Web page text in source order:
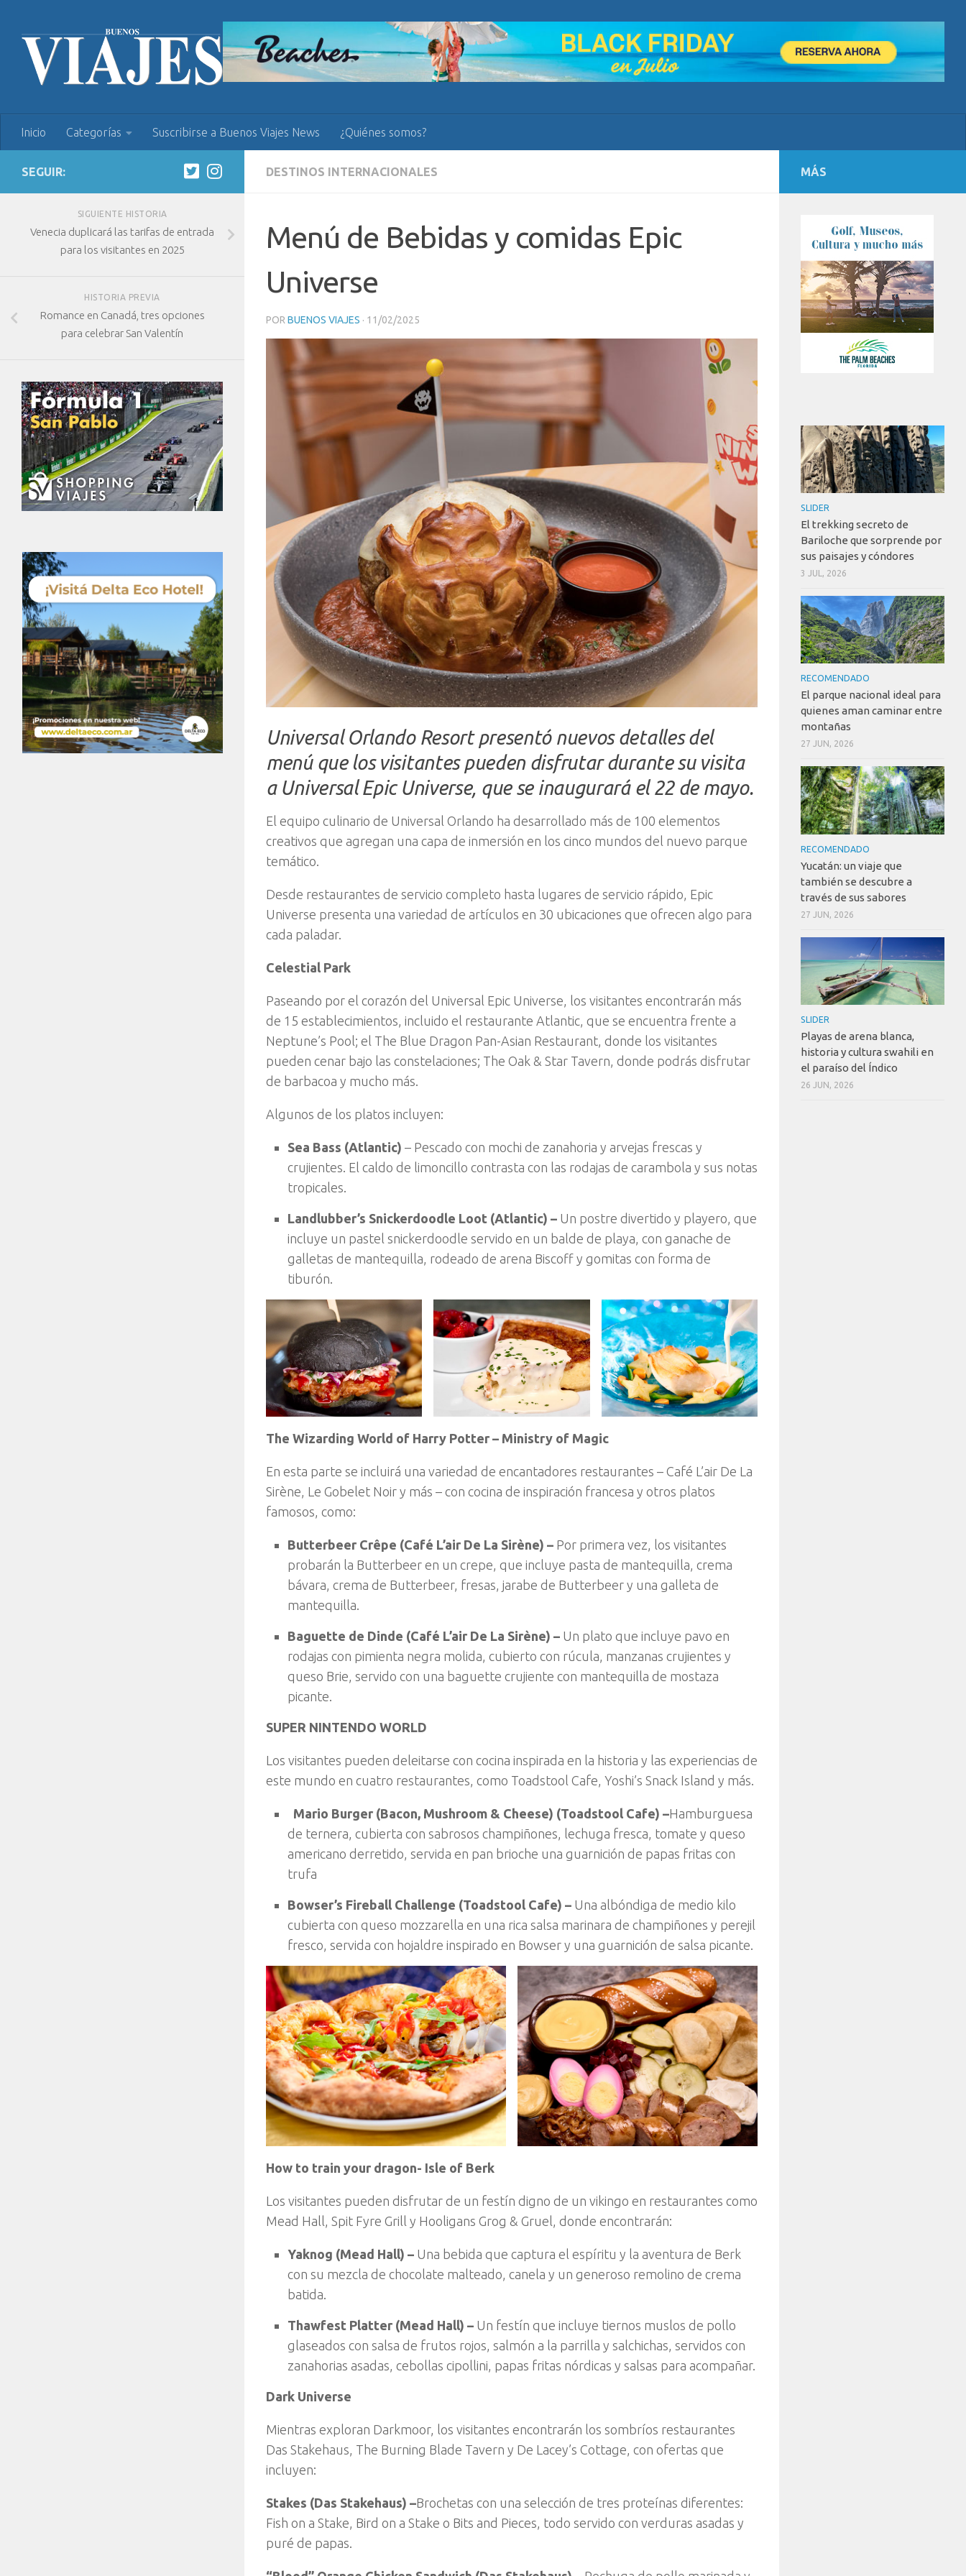
Inicio Categorías Suscribirse a Buenos Viajes News ¿Quiénes somos?
DESTINOS INTERNACIONALES
Menú de Bebidas y comidas Epic
Universe
POR BUENOS VIAJES · 11/02/2025
Universal Orlando Resort presentó nuevos detalles del
menú que los visitantes pueden disfrutar durante su visita
a Universal Epic Universe, que se inaugurará el 22 de mayo.
El equipo culinario de Universal Orlando ha desarrollado más de 100 elementos
creativos que agregan una capa de inmersión en los cinco mundos del nuevo parque
temático.
Desde restaurantes de servicio completo hasta lugares de servicio rápido, Epic
Universe presenta una variedad de artículos en 30 ubicaciones que ofrecen algo para
cada paladar.
Celestial Park
Paseando por el corazón del Universal Epic Universe, los visitantes encontrarán más
de 15 establecimientos, incluido el restaurante Atlantic, que se encuentra frente a
Neptune’s Pool; el The Blue Dragon Pan-Asian Restaurant, donde los visitantes
pueden cenar bajo las constelaciones; The Oak & Star Tavern, donde podrás disfrutar
de barbacoa y mucho más.
Algunos de los platos incluyen:
Sea Bass (Atlantic) – Pescado con mochi de zanahoria y arvejas frescas y
crujientes. El caldo de limoncillo contrasta con las rodajas de carambola y sus notas
tropicales.
Landlubber’s Snickerdoodle Loot (Atlantic) – Un postre divertido y playero, que
incluye un pastel snickerdoodle servido en un balde de playa, con ganache de
galletas de mantequilla, rodeado de arena Biscoff y gomitas con forma de
tiburón.
The Wizarding World of Harry Potter – Ministry of Magic
En esta parte se incluirá una variedad de encantadores restaurantes – Café L’air De La
Sirène, Le Gobelet Noir y más – con cocina de inspiración francesa y otros platos
famosos, como:
Butterbeer Crêpe (Café L’air De La Sirène) – Por primera vez, los visitantes
probarán la Butterbeer en un crepe, que incluye pasta de mantequilla, crema
bávara, crema de Butterbeer, fresas, jarabe de Butterbeer y una galleta de
mantequilla.
Baguette de Dinde (Café L’air De La Sirène) – Un plato que incluye pavo en
rodajas con pimienta negra molida, cubierto con rúcula, manzanas crujientes y
queso Brie, servido con una baguette crujiente con mantequilla de mostaza
picante.
SUPER NINTENDO WORLD
Los visitantes pueden deleitarse con cocina inspirada en la historia y las experiencias de
este mundo en cuatro restaurantes, como Toadstool Cafe, Yoshi’s Snack Island y más.
Mario Burger (Bacon, Mushroom & Cheese) (Toadstool Cafe) –Hamburguesa
de ternera, cubierta con sabrosos champiñones, lechuga fresca, tomate y queso
americano derretido, servida en pan brioche una guarnición de papas fritas con
trufa
Bowser’s Fireball Challenge (Toadstool Cafe) – Una albóndiga de medio kilo
cubierta con queso mozzarella en una rica salsa marinara de champiñones y perejil
fresco, servida con hojaldre inspirado en Bowser y una guarnición de salsa picante.
How to train your dragon- Isle of Berk
Los visitantes pueden disfrutar de un festín digno de un vikingo en restaurantes como
Mead Hall, Spit Fyre Grill y Hooligans Grog & Gruel, donde encontrarán:
Yaknog (Mead Hall) – Una bebida que captura el espíritu y la aventura de Berk
con su mezcla de chocolate malteado, canela y un generoso remolino de crema
batida.
Thawfest Platter (Mead Hall) – Un festín que incluye tiernos muslos de pollo
glaseados con salsa de frutos rojos, salmón a la parrilla y salchichas, servidos con
zanahorias asadas, cebollas cipollini, papas fritas nórdicas y salsas para acompañar.
Dark Universe
Mientras exploran Darkmoor, los visitantes encontrarán los sombríos restaurantes
Das Stakehaus, The Burning Blade Tavern y De Lacey’s Cottage, con ofertas que
incluyen:
Stakes (Das Stakehaus) –Brochetas con una selección de tres proteínas diferentes:
Fish on a Stake, Bird on a Stake o Bits and Pieces, todo servido con verduras asadas y
puré de papas.
SEGUIR:
SIGUIENTE HISTORIA
Venecia duplicará las tarifas de entrada
para los visitantes en 2025
HISTORIA PREVIA
Romance en Canadá, tres opciones
para celebrar San Valentín
MÁS
SLIDER
El trekking secreto de
Bariloche que sorprende por
sus paisajes y cóndores
3 JUL, 2026
RECOMENDADO
El parque nacional ideal para
quienes aman caminar entre
montañas
27 JUN, 2026
RECOMENDADO
Yucatán: un viaje que
también se descubre a
través de sus sabores
27 JUN, 2026
SLIDER
Playas de arena blanca,
historia y cultura swahili en
el paraíso del Índico
26 JUN, 2026